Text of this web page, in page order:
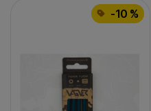
-10 %